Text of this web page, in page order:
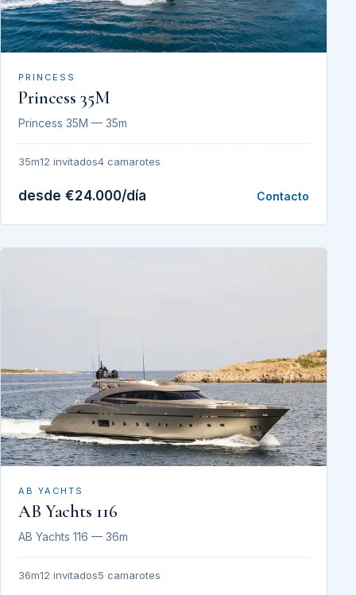
PRINCESS
Princess 35M
Princess 35M — 35m
35m12 invitados4 camarotes
desde €24.000/día Contacto
AB YACHTS
AB Yachts 116
AB Yachts 116 — 36m
36m12 invitados5 camarotes